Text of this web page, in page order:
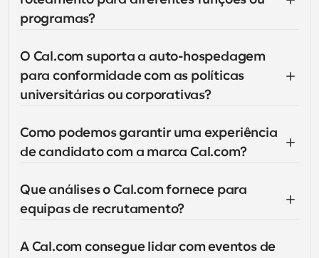
programas?
O Cal.com suporta a auto-hospedagem
para conformidade com as políticas
universitárias ou corporativas?
Como podemos garantir uma experiência
de candidato com a marca Cal.com?
Que análises o Cal.com fornece para
equipas de recrutamento?
A Cal.com consegue lidar com eventos de